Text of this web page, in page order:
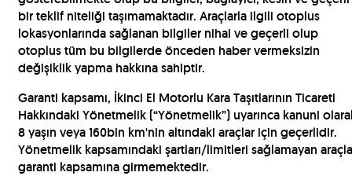
bir teklif niteliği taşımamaktadır. Araçlarla ilgili otoplus
lokasyonlarında sağlanan bilgiler nihai ve geçerli olup
otoplus tüm bu bilgilerde önceden haber vermeksizin
değişiklik yapma hakkına sahiptir.
Garanti kapsamı, İkinci El Motorlu Kara Taşıtlarının Ticareti
Hakkındaki Yönetmelik (“Yönetmelik”) uyarınca kanuni
8 yaşın veya 160bin km'nin altındaki araçlar için geçerlidir.
Yönetmelik kapsamındaki şartları/limitleri sağlamayan
garanti kapsamına girmemektedir.